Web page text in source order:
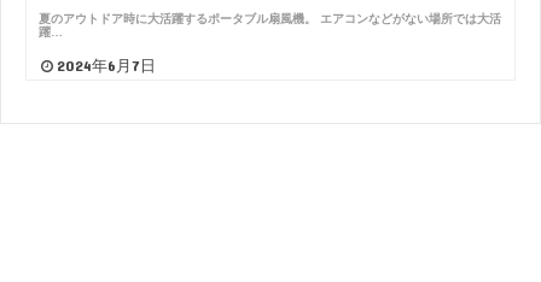
夏のアウトドア時に大活躍するポータブル扇風機。 エアコンなどがない場所では大活
躍…
2024年6月7日